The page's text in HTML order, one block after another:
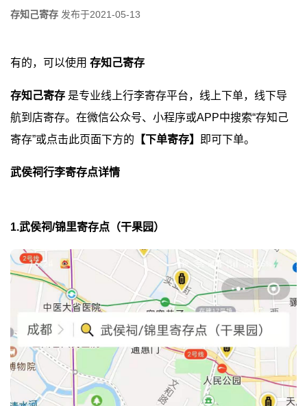
存知己寄存 发布于2021-05-13
有的，可以使用 存知己寄存
存知己寄存 是专业线上行李寄存平台，线上下单，线下导
航到店寄存。在微信公众号、小程序或APP中搜索“存知己
寄存”或点击此页面下方的 【下单寄存】 即可下单。
武侯祠行李寄存点详情
1.武侯祠/锦里寄存点（干果园）